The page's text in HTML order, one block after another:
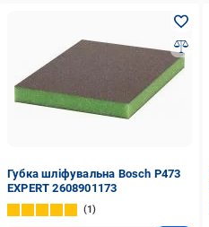
Губка шліфувальна Bosch P473
EXPERT 2608901173
1